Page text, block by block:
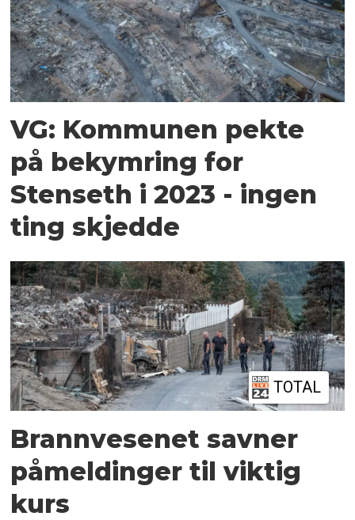
VG: Kommunen pekte
på bekymring for
Stenseth i 2023 - ingen
ting skjedde
TOTAL
Brannvesenet savner
påmeldinger til viktig
kurs